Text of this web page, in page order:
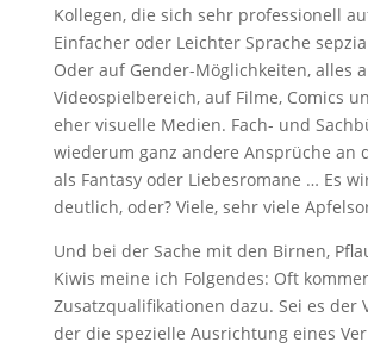
Kollegen, die sich sehr professionell
Einfacher oder Leichter Sprache
Oder auf Gender-Möglichkeiten, alles
Videospielbereich, auf Filme, Comics
eher visuelle Medien. Fach- und
wiederum ganz andere Ansprüche an
als Fantasy oder Liebesromane … Es
deutlich, oder? Viele, sehr viele
Und bei der Sache mit den Birnen,
Kiwis meine ich Folgendes: Oft
Zusatzqualifikationen dazu. Sei es der
der die spezielle Ausrichtung eines